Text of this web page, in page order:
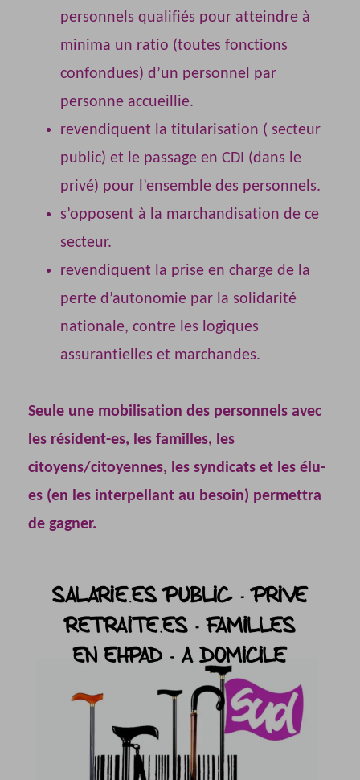
personnels qualifiés pour atteindre à
minima un ratio (toutes fonctions
confondues) d’un personnel par
personne accueillie.
revendiquent la titularisation ( secteur
public) et le passage en CDI (dans le
privé) pour l’ensemble des personnels.
s’opposent à la marchandisation de ce
secteur.
revendiquent la prise en charge de la
perte d’autonomie par la solidarité
nationale, contre les logiques
assurantielles et marchandes.
Seule une mobilisation des personnels avec
les résident-es, les familles, les
citoyens/citoyennes, les syndicats et les élu-
es (en les interpellant au besoin) permettra
de gagner.